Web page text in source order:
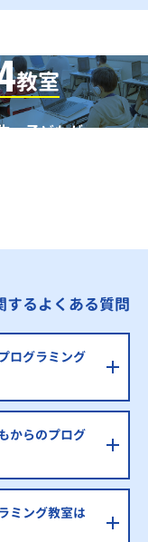
教室
・子どもが
するよくある質問
ログラミング
からのプログ
ミング教室は